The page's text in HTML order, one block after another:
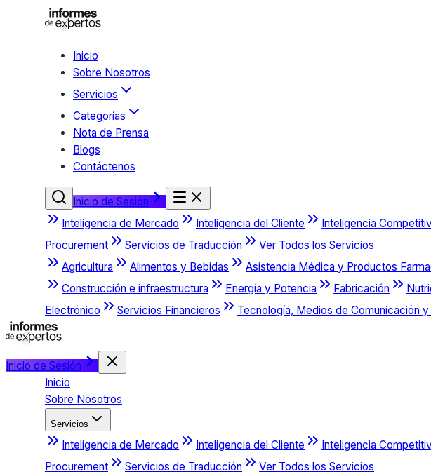
Inicio
Sobre Nosotros
Servicios
Categorías
Nota de Prensa
Blogs
Contáctenos
Inicio de Sesión
Inteligencia de Mercado
Inteligencia del Cliente Inteligencia
Procurement
Servicios de Traducción
Ver Todos los Servicios
Agricultura
Alimentos y Bebidas Asistencia Médica y Productos
Construcción e infraestructura
Energía y Potencia Fabricación
Electrónico
Servicios Financieros Tecnología, Medios de Comunicación
Inicio de Sesión
Inicio
Sobre Nosotros
Servicios
Inteligencia de Mercado Inteligencia del Cliente Inteligencia
Procurement
Servicios de Traducción Ver Todos los Servicios